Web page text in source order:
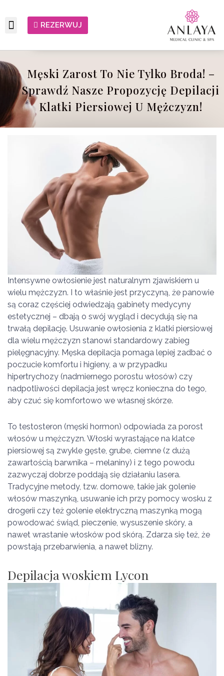
REZERWUJ
Męski Zarost To Nie Tylko Broda! –
Sprawdź Nasze Propozycję Depilacji
Klatki Piersiowej U Mężczyzn!
Intensywne owłosienie jest naturalnym zjawiskiem u
wielu mężczyzn. I to właśnie jest przyczyną, że panowie
są coraz częściej odwiedzają gabinety medycyny
estetycznej – dbają o swój wygląd i decydują się na
trwałą depilację. Usuwanie owłosienia z klatki piersiowej
dla wielu mężczyzn stanowi standardowy zabieg
pielęgnacyjny. Męska depilacja pomaga lepiej zadbać o
poczucie komfortu i higieny, a w przypadku
hipertrychozy (nadmiernego porostu włosów) czy
nadpotliwości depilacja jest wręcz konieczna do tego,
aby czuć się komfortowo we własnej skórze.
To testosteron (męski hormon) odpowiada za porost
włosów u mężczyzn. Włoski wyrastające na klatce
piersiowej są zwykle gęste, grube, ciemne (z dużą
zawartością barwnika – melaniny) i z tego powodu
zazwyczaj dobrze poddają się działaniu lasera.
Tradycyjne metody, tzw. domowe, takie jak golenie
włosów maszynką, usuwanie ich przy pomocy wosku z
drogerii czy też golenie elektryczną maszynką mogą
powodować świąd, pieczenie, wysuszenie skóry, a
nawet wrastanie włosków pod skórą. Zdarza się też, że
powstają przebarwienia, a nawet blizny.
Depilacja woskiem Lycon